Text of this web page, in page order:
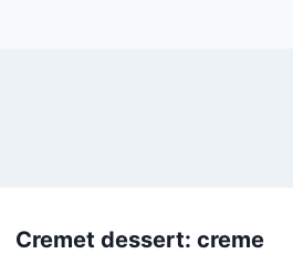
Cremet dessert: creme